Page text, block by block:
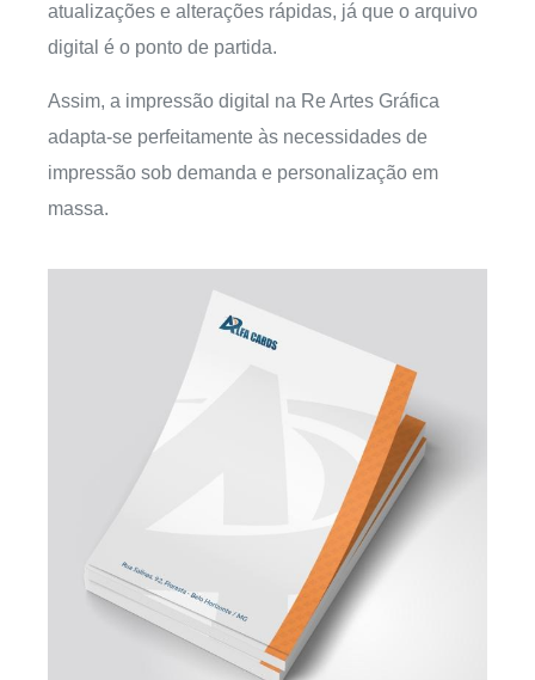
atualizações e alterações rápidas, já que o arquivo
digital é o ponto de partida.
Assim, a impressão digital na Re Artes Gráfica
adapta-se perfeitamente às necessidades de
impressão sob demanda e personalização em
massa.